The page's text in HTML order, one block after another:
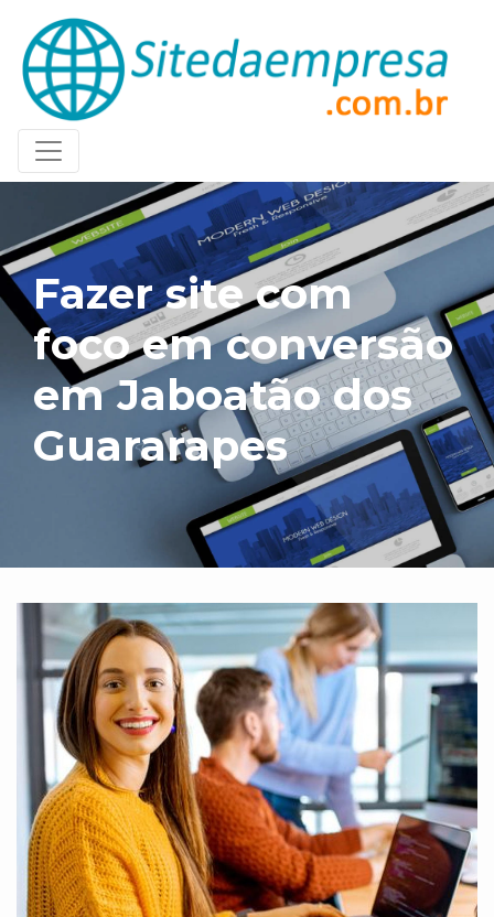
Fazer site com
foco em conversão
em Jaboatão dos
Guararapes